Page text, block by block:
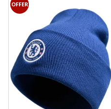
OFFER